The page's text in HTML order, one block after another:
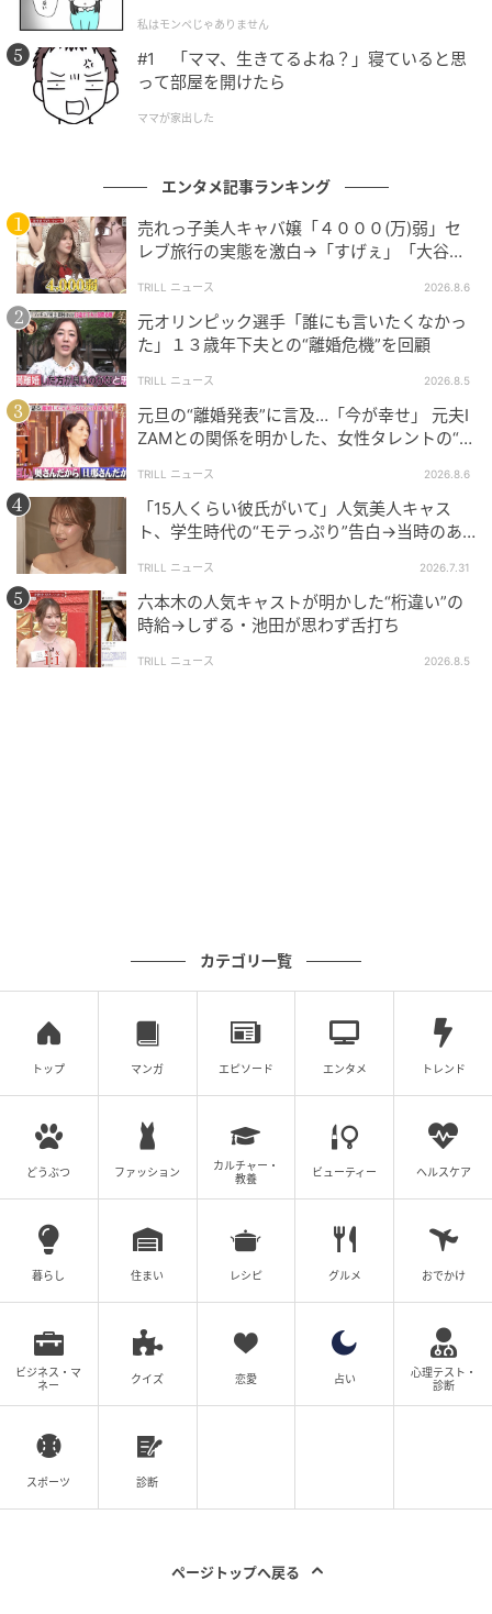
（C）AbemaTV, Inc.
次の記事
#1 「ママ、生きてるよね？」寝ていると思
の記事をもっとみる
私はモンペじゃありません
#1 「ママ、生きてるよね？」寝ていると思
って部屋を開けたら
ママが家出した
エンタメ記事ランキング
売れっ子美人キャバ嬢「４０００(万)弱」セ
レブ旅行の実態を激白→「すげぇ」「大谷翔
TRILL ニュース 2026.8.6
元オリンピック選手「誰にも言いたくなかっ
た」１３歳年下夫との“離婚危機”を回顧
TRILL ニュース 2026.8.5
元旦の“離婚発表”に言及…「今が幸せ」 元夫I
ZAMとの関係を明かした、女性タレントの“不
TRILL ニュース 2026.8.6
「15人くらい彼氏がいて」人気美人キャス
ト、学生時代の“モテっぷり”告白→当時のあ
TRILL ニュース 2026.7.31
六本木の人気キャストが明かした“桁違い”の
時給→しずる・池田が思わず舌打ち
TRILL ニュース 2026.8.5
カテゴリ一覧
トップ マンガ エピソード エンタメ トレンド
どうぶつ ファッション
カルチャー・
教養
ビューティー ヘルスケア
暮らし 住まい レシピ グルメ おでかけ
ビジネス・マ
ネー
クイズ 恋愛 占い
心理テスト・
診断
スポーツ 診断
ページトップへ戻る